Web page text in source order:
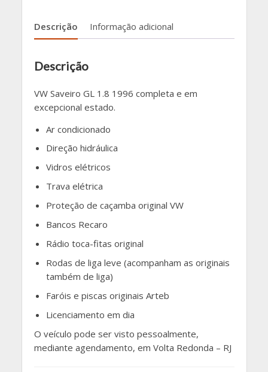
Descrição Informação adicional
Descrição
VW Saveiro GL 1.8 1996 completa e em
excepcional estado.
Ar condicionado
Direção hidráulica
Vidros elétricos
Trava elétrica
Proteção de caçamba original VW
Bancos Recaro
Rádio toca-fitas original
Rodas de liga leve (acompanham as originais
também de liga)
Faróis e piscas originais Arteb
Licenciamento em dia
O veículo pode ser visto pessoalmente,
mediante agendamento, em Volta Redonda – RJ